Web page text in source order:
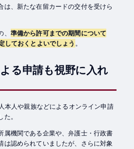
は、新たな在留カードの交付を受けら
準備から許可までの期間について
しておくとよいでしょう 。
る申請も視野に入れ
本人や親族などによるオンライン申請
。
属機関である企業や、弁護士・行政書
は認められていましたが、さらに対象